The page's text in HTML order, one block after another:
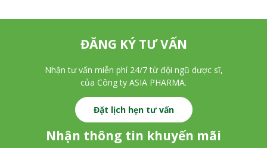
ĐĂNG KÝ TƯ VẤN
Nhận tư vấn miễn phí 24/7 từ đội ngũ dược sĩ,
của Công ty ASIA PHARMA.
Đặt lịch hẹn tư vấn
Nhận thông tin khuyến mãi